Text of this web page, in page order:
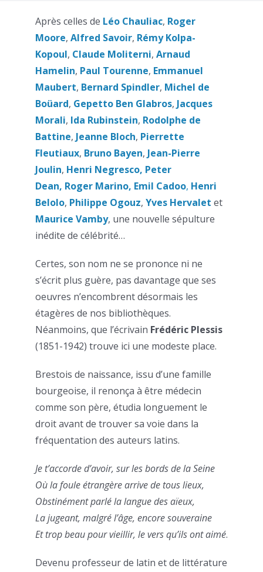
Après celles de Léo Chauliac, Roger
Moore, Alfred Savoir, Rémy Kolpa-
Kopoul, Claude Moliterni, Arnaud
Hamelin, Paul Tourenne, Emmanuel
Maubert, Bernard Spindler, Michel de
Boüard, Gepetto Ben Glabros, Jacques
Morali, Ida Rubinstein, Rodolphe de
Battine, Jeanne Bloch, Pierrette
Fleutiaux, Bruno Bayen, Jean-Pierre
Joulin, Henri Negresco, Peter
Dean, Roger Marino, Emil Cadoo, Henri
Belolo, Philippe Ogouz, Yves Hervalet et
Maurice Vamby, une nouvelle sépulture
inédite de célébrité…
Certes, son nom ne se prononce ni ne
s’écrit plus guère, pas davantage que ses
oeuvres n’encombrent désormais les
étagères de nos bibliothèques.
Néanmoins, que l’écrivain Frédéric Plessis
(1851-1942) trouve ici une modeste place.
Brestois de naissance, issu d’une famille
bourgeoise, il renonça à être médecin
comme son père, étudia longuement le
droit avant de trouver sa voie dans la
fréquentation des auteurs latins.
Je t’accorde d’avoir, sur les bords de la Seine
Où la foule étrangère arrive de tous lieux,
Obstinément parlé la langue des aïeux,
La jugeant, malgré l’âge, encore souveraine
Et trop beau pour vieillir, le vers qu’ils ont aimé.
Devenu professeur de latin et de littérature